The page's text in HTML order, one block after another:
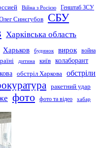
Війна з Росією Генштаб ЗСУ
Синєгубов СБУ
Харківська область
Харьков будинок вирок война
дитина київ колаборант
обстріл Харкова обстріли
ракетний удар
фото фото та відео хабар